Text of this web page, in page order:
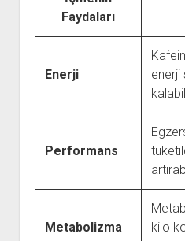
Faydaları
Enerji
enerji
Performans
Metabolizma
kilo